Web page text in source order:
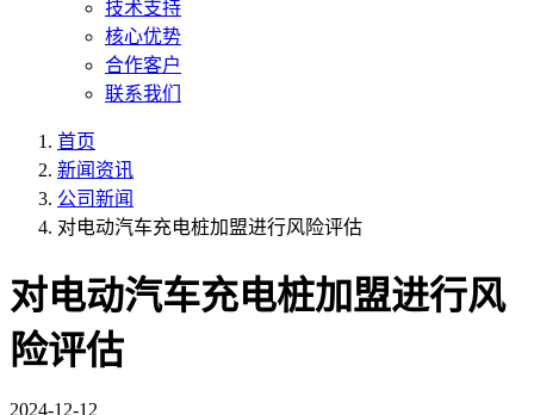
技术支持
核心优势
合作客户
联系我们
首页
新闻资讯
公司新闻
对电动汽车充电桩加盟进行风险评估
对电动汽车充电桩加盟进行风
险评估
2024-12-12